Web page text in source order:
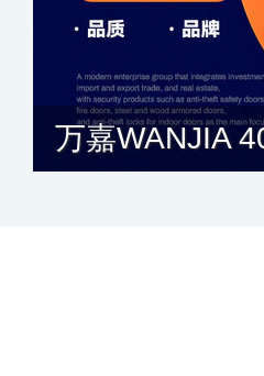
万嘉WANJIA